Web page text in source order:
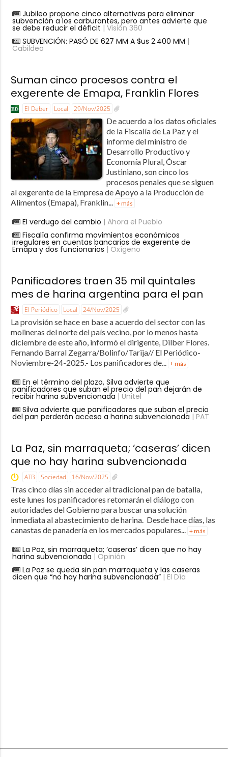
Jubileo propone cinco alternativas para eliminar
subvención a los carburantes, pero antes advierte que
se debe reducir el déficit | Visión 360
SUBVENCIÓN: PASÓ DE 627 MM A $us 2.400 MM |
Cabildeo
Suman cinco procesos contra el
exgerente de Emapa, Franklin Flores
El Deber Local 29/Nov/2025
De acuerdo a los datos oficiales
de la Fiscalía de La Paz y el
informe del ministro de
Desarrollo Productivo y
Economía Plural, Óscar
Justiniano, son cinco los
procesos penales que se siguen
al exgerente de la Empresa de Apoyo a la Producción de
Alimentos (Emapa), Franklin... + más
El verdugo del cambio | Ahora el Pueblo
Fiscalía confirma movimientos económicos
irregulares en cuentas bancarias de exgerente de
Emapa y dos funcionarios | Oxígeno
Panificadores traen 35 mil quintales
mes de harina argentina para el pan
El Periódico Local 24/Nov/2025
La provisión se hace en base a acuerdo del sector con las
molineras del norte del país vecino, por lo menos hasta
diciembre de este año, informó el dirigente, Dilber Flores.
Fernando Barral Zegarra/Bolinfo/Tarija// El Periódico-
Noviembre-24-2025.- Los panificadores de... + más
En el término del plazo, Silva advierte que
panificadores que suban el precio del pan dejarán de
recibir harina subvencionada | Unitel
Silva advierte que panificadores que suban el precio
del pan perderán acceso a harina subvencionada | PAT
La Paz, sin marraqueta; ‘caseras’ dicen
que no hay harina subvencionada
ATB Sociedad 16/Nov/2025
Tras cinco días sin acceder al tradicional pan de batalla,
este lunes los panificadores retomarán el diálogo con
autoridades del Gobierno para buscar una solución
inmediata al abastecimiento de harina. Desde hace días, las
canastas de panadería en los mercados populares... + más
La Paz, sin marraqueta; ‘caseras’ dicen que no hay
harina subvencionada | Opinión
La Paz se queda sin pan marraqueta y las caseras
dicen que “no hay harina subvencionada”| El Día